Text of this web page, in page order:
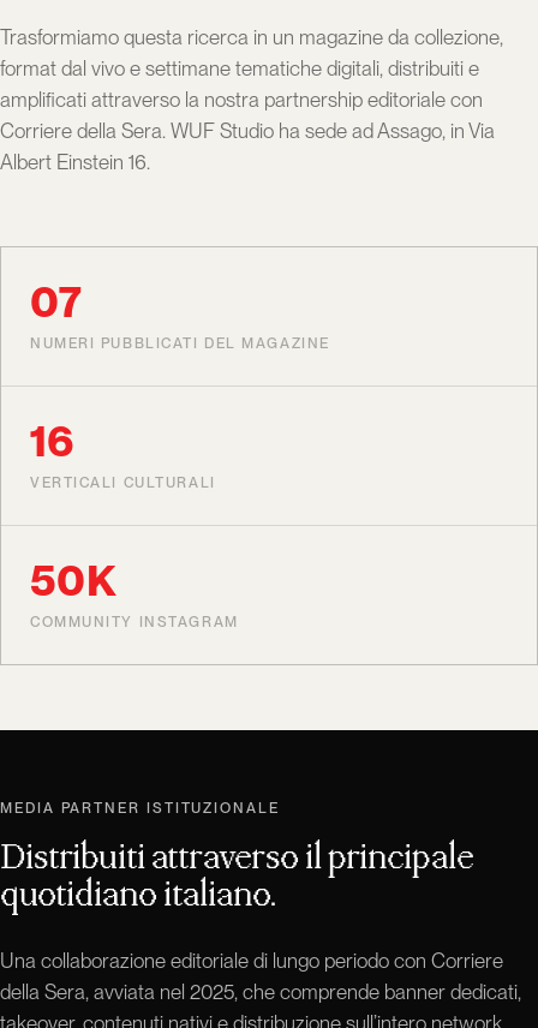
Trasformiamo questa ricerca in un magazine da collezione,
format dal vivo e settimane tematiche digitali, distribuiti e
amplificati attraverso la nostra partnership editoriale con
Corriere della Sera. WUF Studio ha sede ad Assago, in Via
Albert Einstein 16.
07
NUMERI PUBBLICATI DEL MAGAZINE
16
VERTICALI CULTURALI
50K
COMMUNITY INSTAGRAM
MEDIA PARTNER ISTITUZIONALE
Distribuiti attraverso il principale
quotidiano italiano.
Una collaborazione editoriale di lungo periodo con Corriere
della Sera, avviata nel 2025, che comprende banner dedicati,
takeover, contenuti nativi e distribuzione sull’intero network